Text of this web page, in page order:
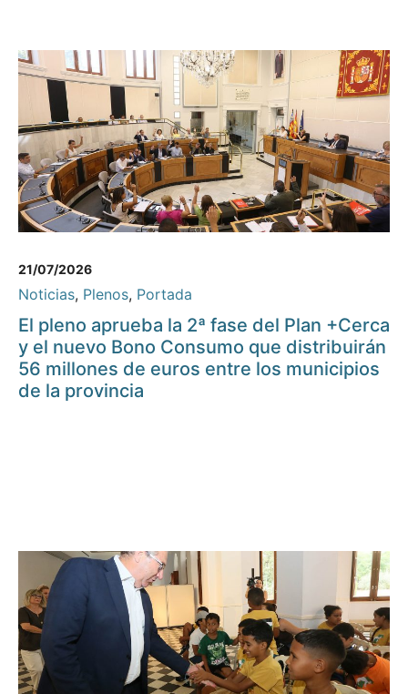
21/07/2026
Noticias, Plenos, Portada
El pleno aprueba la 2ª fase del Plan +Cerca
y el nuevo Bono Consumo que distribuirán
56 millones de euros entre los municipios
de la provincia